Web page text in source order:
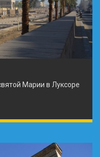
Марии в Луксоре